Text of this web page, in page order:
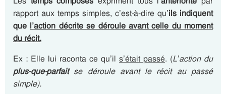
rapport aux temps simples, c’est-à-dire qu’ils indiquent
que l’action décrite se déroule avant celle du moment
du récit.
Ex : Elle lui raconta ce qu’il s’était passé. (L’action du
plus-que-parfaitse déroule avant le récit au passé
simple).